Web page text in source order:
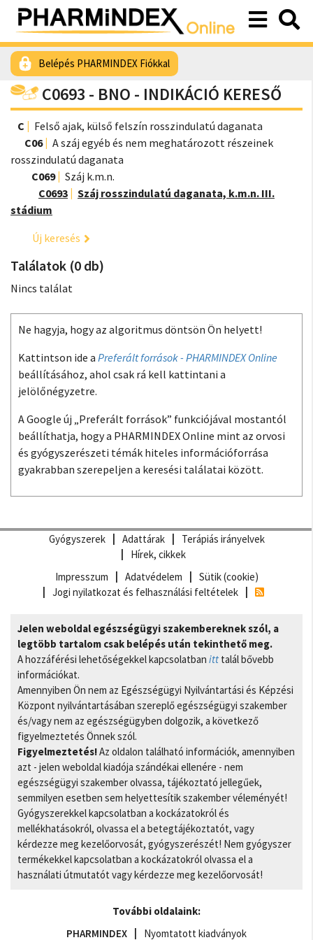
Belépés PHARMINDEX Fiókkal
C0693 - BNO - INDIKÁCIÓ KERESŐ
C
Felső ajak, külső felszín rosszindulatú daganata
C06
A száj egyéb és nem meghatározott részeinek
rosszindulatú daganata
C069
Száj k.m.n.
C0693
Száj rosszindulatú daganata, k.m.n. III.
stádium
Új keresés
Találatok (0 db)
Nincs találat
Ne hagyja, hogy az algoritmus döntsön Ön helyett!
Kattintson ide a Preferált források - PHARMINDEX Online
beállításához, ahol csak rá kell kattintani a
jelölőnégyzetre.
A Google új „Preferált források” funkciójával mostantól
beállíthatja, hogy a PHARMINDEX Online mint az orvosi
és gyógyszerészeti témák hiteles információforrása
gyakrabban szerepeljen a keresési találatai között.
Gyógyszerek Adattárak
Terápiás irányelvek
Hírek, cikkek
Impresszum
Adatvédelem
Sütik (cookie)
Jogi nyilatkozat és felhasználási feltételek
Jelen weboldal egészségügyi szakembereknek szól, a
legtöbb tartalom csak belépés után tekinthető meg.
A hozzáférési lehetőségekkel kapcsolatban itt talál bővebb
információkat.
Amennyiben Ön nem az Egészségügyi Nyilvántartási és Képzési
Központ nyilvántartásában szereplő egészségügyi szakember
és/vagy nem az egészségügyben dolgozik, a következő
figyelmeztetés Önnek szól.
Figyelmeztetés!Az oldalon található információk, amennyiben
azt - jelen weboldal kiadója szándékai ellenére - nem
egészségügyi szakember olvassa, tájékoztató jellegűek,
semmilyen esetben sem helyettesítik szakember véleményét!
Gyógyszerekkel kapcsolatban a kockázatokról és
mellékhatásokról, olvassa el a betegtájékoztatót, vagy
kérdezze meg kezelőorvosát, gyógyszerészét! Nem gyógyszer
termékekkel kapcsolatban a kockázatokról olvassa el a
használati útmutatót vagy kérdezze meg kezelőorvosát!
További oldalaink:
PHARMINDEX
Nyomtatott kiadványok